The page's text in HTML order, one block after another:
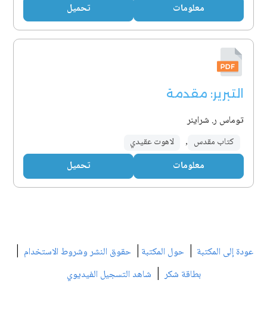
معلومات تحميل
التبرير: مقدمة
توماس ر. شراينر
كتاب مقدس , لاهوت عقيدي
معلومات تحميل
عودة إلى المكتبة | حول المكتبة | حقوق النشر وشروط الاستخدام |
بطاقة شكر| شاهد التسجيل الفيديوي